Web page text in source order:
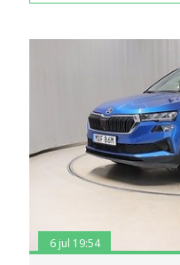
6 jul 19:54